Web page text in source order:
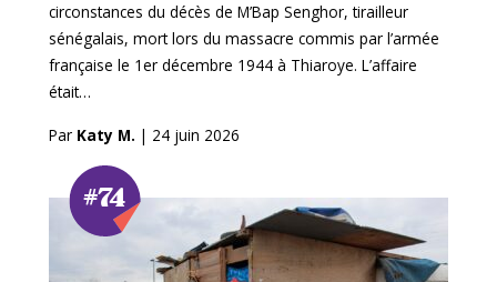
circonstances du décès de M’Bap Senghor, tirailleur
sénégalais, mort lors du massacre commis par l’armée
française le 1er décembre 1944 à Thiaroye. L’affaire
était…
Par Katy M. | 24 juin 2026
#74